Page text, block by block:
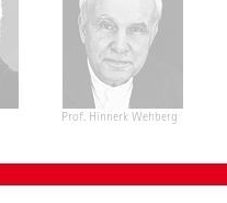
Prof. Hinnerk Wehberg